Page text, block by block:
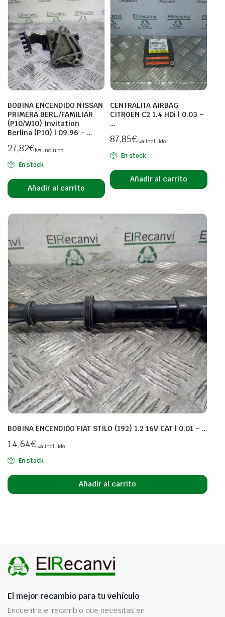
BOBINA ENCENDIDO NISSAN
PRIMERA BERL./FAMILIAR
(P10/W10) Invitation
Berlina (P10) | 09.96 – …
27,82€Iva incluido
En stock
Añadir al carrito
CENTRALITA AIRBAG
CITROEN C2 1.4 HDi | 0.03 –
…
87,85€Iva incluido
En stock
Añadir al carrito
BOBINA ENCENDIDO FIAT STILO (192) 1.2 16V CAT | 0.01 – …
14,64€Iva incluido
En stock
Añadir al carrito
El mejor recambio para tu vehículo
Encuentra el recambio que necesitas en